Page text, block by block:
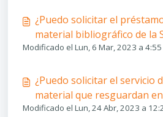
¿Puedo solicitar el
material bibliográfico de la
Colecciones Especiales?
Modificado el Lun, 6 Mar, 2023 a 4:55
¿Puedo solicitar el servicio
material que resguardan
y Colecciones Especiales?
Modificado el Lun, 24 Abr, 2023 a